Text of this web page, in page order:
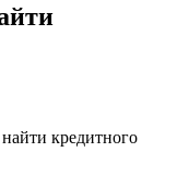
кредитного